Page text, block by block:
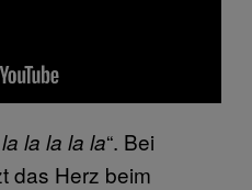
la la la la“. Bei
das Herz beim